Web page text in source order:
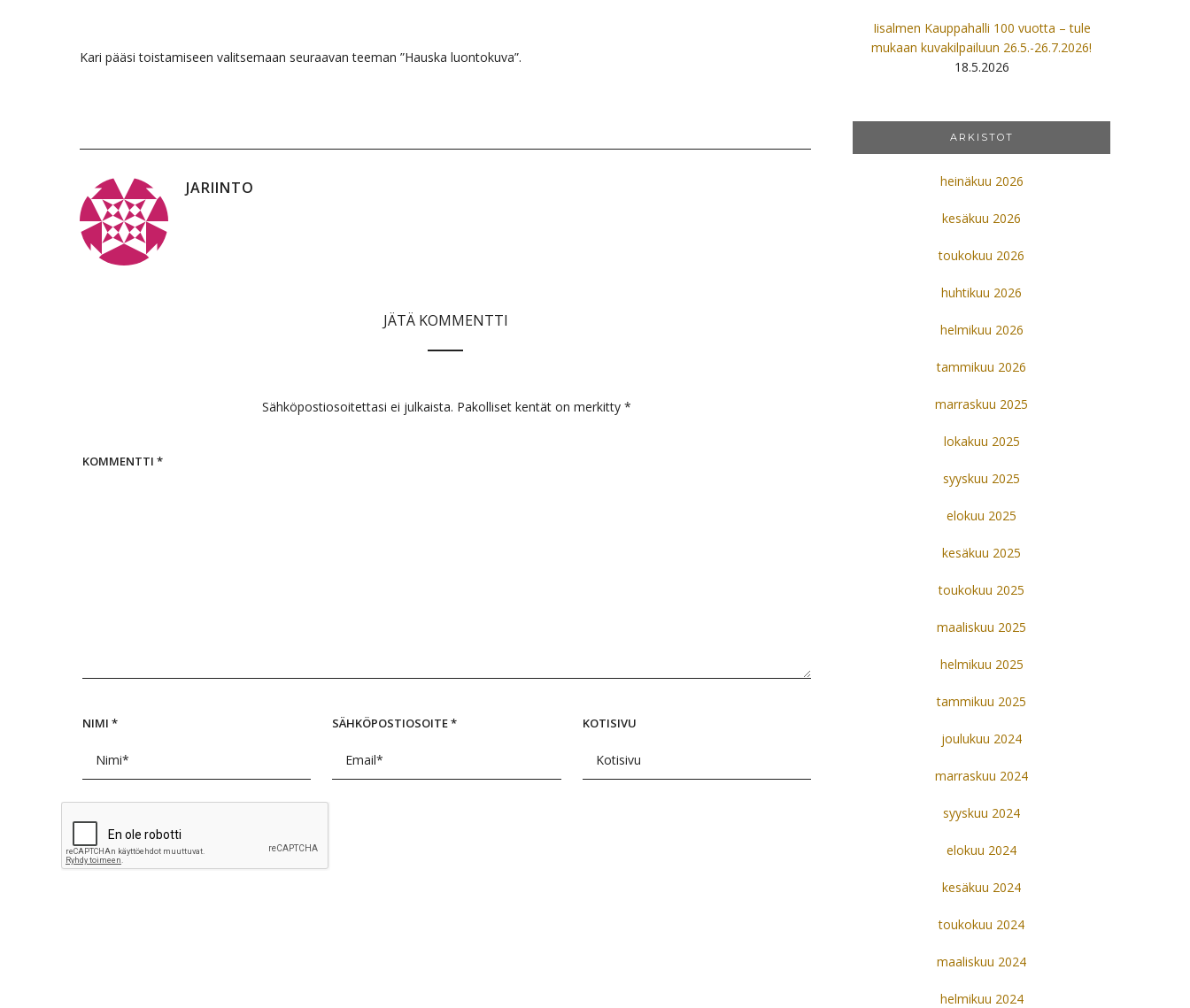
Kari pääsi toistamiseen valitsemaan seuraavan teeman ”Hauska luontokuva”.
JARIINTO
JÄTÄ KOMMENTTI
Sähköpostiosoitettasi ei julkaista. Pakolliset kentät on merkitty*
KOMMENTTI *
NIMI * SÄHKÖPOSTIOSOITE* KOTISIVU
Iisalmen Kauppahalli 100 vuotta – tule
mukaan kuvakilpailuun 26.5.-26.7.2026!
18.5.2026
ARKISTOT
heinäkuu 2026
kesäkuu 2026
toukokuu 2026
huhtikuu 2026
helmikuu 2026
tammikuu 2026
marraskuu 2025
lokakuu 2025
syyskuu 2025
elokuu 2025
kesäkuu 2025
toukokuu 2025
maaliskuu 2025
helmikuu 2025
tammikuu 2025
joulukuu 2024
marraskuu 2024
syyskuu 2024
elokuu 2024
kesäkuu 2024
toukokuu 2024
maaliskuu 2024
helmikuu 2024